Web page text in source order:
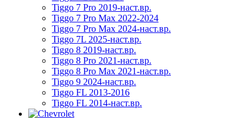
Tiggo 7 Pro 2019-наст.вр.
Tiggo 7 Pro Max 2022-2024
Tiggo 7 Pro Max 2024-наст.вр.
Tiggo 7L 2025-наст.вр.
Tiggo 8 2019-наст.вр.
Tiggo 8 Pro 2021-наст.вр.
Tiggo 8 Pro Max 2021-наст.вр.
Tiggo 9 2024-наст.вр.
Tiggo FL 2013-2016
Tiggo FL 2014-наст.вр.